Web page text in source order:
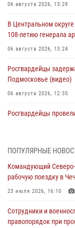
06 августа 2026, 13:29
В Центральном
108‑летию генерала
06 августа 2026, 13:24
Росгвардейцы
Подмосковье (видео)
06 августа 2026, 12:35
Росгвардейцы
второй годовщине
06 августа 2026, 11:56
угрожавшего
ПОПУЛЯРНЫЕ
Командующий
рабочую поездку в
23 июля 2026, 16:10
Сотрудники и
правопорядок при